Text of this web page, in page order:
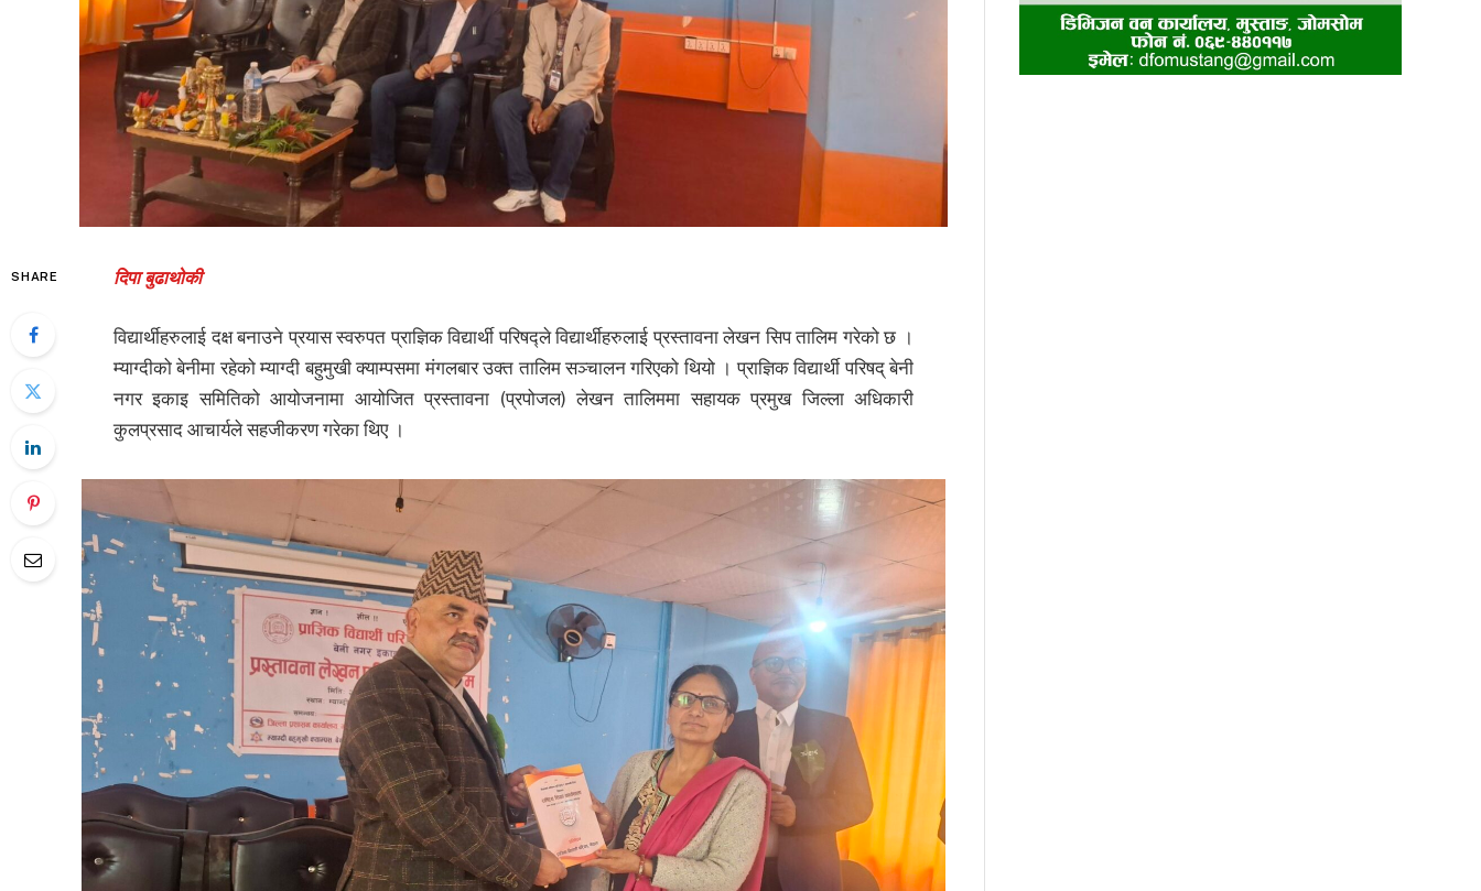
SHARE दिपा बुढाथोकी
विद्यार्थीहरुलाई दक्ष बनाउने प्रयास स्वरुपत प्राज्ञिक विद्यार्थी परिषद्ले विद्यार्थीहरुलाई प्रस्तावना लेखन सिप तालिम गरेको छ ।
म्याग्दीको बेनीमा रहेको म्याग्दी बहुमुखी क्याम्पसमा मंगलबार उक्त तालिम सञ्चालन गरिएको थियो । प्राज्ञिक विद्यार्थी परिषद् बेनी
नगर इकाइ समितिको आयोजनामा आयोजित प्रस्तावना (प्रपोजल) लेखन तालिममा सहायक प्रमुख जिल्ला अधिकारी
कुलप्रसाद आचार्यले सहजीकरण गरेका थिए ।